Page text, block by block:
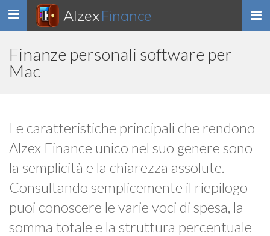
Toggle
navigation
AlzexFinance
Finanze personali software per
Mac
Le caratteristiche principali che rendono
Alzex Finance unico nel suo genere sono
la semplicità e la chiarezza assolute.
Consultando semplicemente il riepilogo
puoi conoscere le varie voci di spesa, la
somma totale e la struttura percentuale